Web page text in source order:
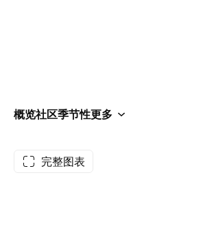
概览社区季节性更多
完整图表